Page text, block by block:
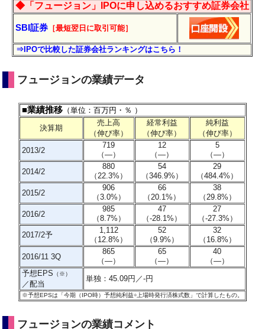
◆「フュージョン」IPOに申し込めるおすすめ証券会社
SBI証券 ［最短翌日に取引可能］
⇒IPOで比較した証券会社ランキングはこちら！
フュージョンの業績データ
■業績推移（単位：百万円・％ ）
決算期
売上高
（伸び率）
経常利益
（伸び率）
純利益
（伸び率）
2013/2
719
（―）
12
（―）
5
（―）
2014/2
880
（22.3%）
54
（346.9% ）
29
（484.4%）
2015/2
906
（3.0%）
66
（20.1%）
38
（29.8%）
2016/2
985
（8.7%）
47
（-28.1%）
27
（-27.3%）
2017/2予
1,112
（12.8%）
52
（9.9%）
32
（16.8%）
2016/11 3Q
865
（―）
65
（―）
40
（―）
予想EPS （※）
／配当
単独：45.09円／-円
※予想EPSは「今期（IPO時）予想純利益÷上場時発行済株式数」で計算したもの。
フュージョンの業績コメント